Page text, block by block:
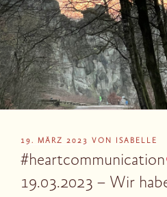
VERÖFFENTLICHT
AM
19. MÄRZ 2023 VON ISABELLE
#heartcommunication
19.03.2023 – Wir